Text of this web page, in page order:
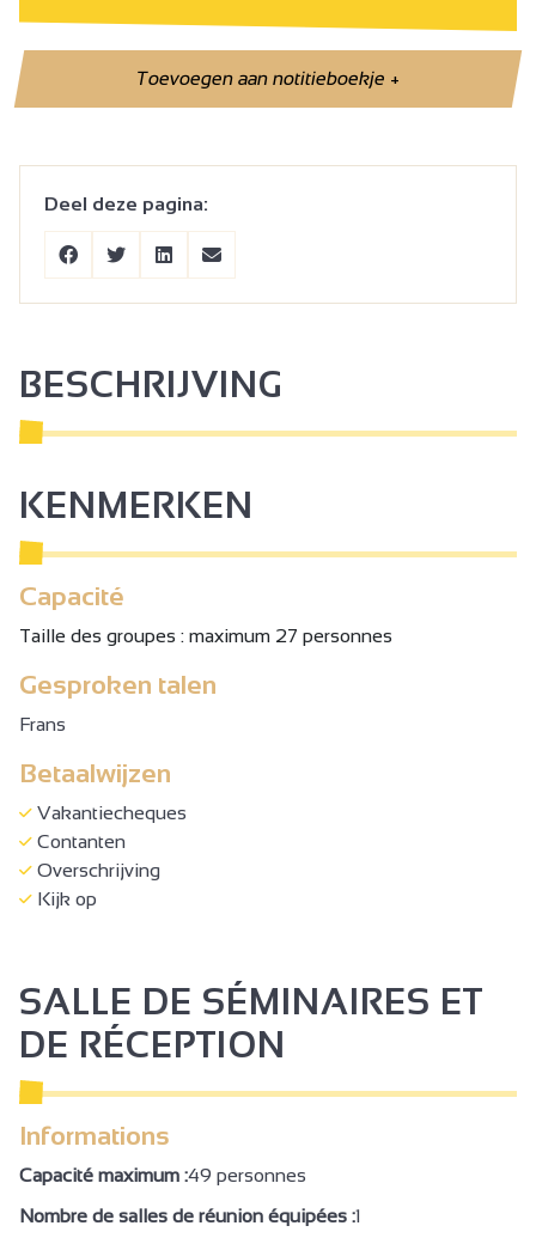
Toevoegen aan notitieboekje+
Deel deze pagina:
BESCHRIJVING
KENMERKEN
Capacité
Taille des groupes : maximum 27 personnes
Gesproken talen
Frans
Betaalwijzen
Vakantiecheques
Contanten
Overschrijving
Kijk op
SALLE DE SÉMINAIRES ET
DE RÉCEPTION
Informations
Capacité maximum :49 personnes
Nombre de salles de réunion équipées :1